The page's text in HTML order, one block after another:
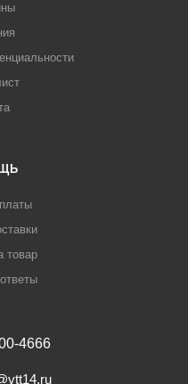
товар
4666